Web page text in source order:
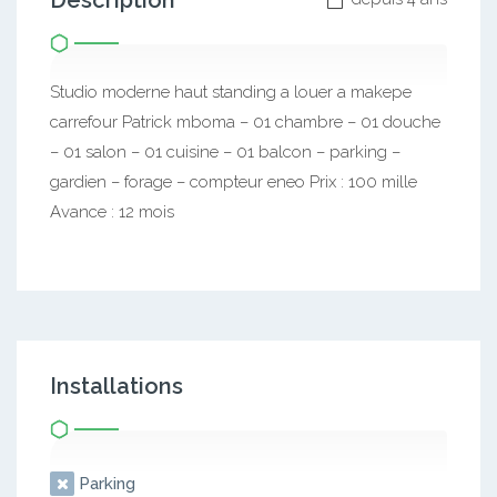
Studio moderne haut standing a louer a makepe
carrefour Patrick mboma – 01 chambre – 01 douche
– 01 salon – 01 cuisine – 01 balcon – parking –
gardien – forage – compteur eneo Prix : 100 mille
Avance : 12 mois
Installations
Parking